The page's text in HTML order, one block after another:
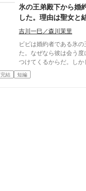
かせ、ユリアナの癒しの力
時に圧倒的な力を持つ上
る。 ユリアナは全力を
を出してしまった。 ユリアナはその責任を押し付け
られ、大聖女の称号を
破棄に加え、王都からの追
ら一年。ユリアナはユ
たな職に就いていた。
氷の王弟殿下から婚
した。理由は聖女と
す。
吉川一巳／森川茉里
ビビは婚約者である氷
た。なぜなら彼は会う
つけてくるからだ。し
と思っていたところ、
イライアスから神の国か
完結 短編